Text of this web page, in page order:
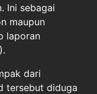
Ini sebagai
maupun
laporan
dari
tersebut diduga